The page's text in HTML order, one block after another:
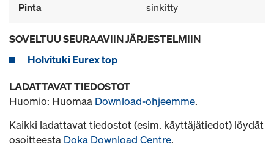
Pinta sinkitty
SOVELTUU SEURAAVIIN JÄRJESTELMIIN
Holvituki Eurex top
LADATTAVAT TIEDOSTOT
Huomio: Huomaa Download-ohjeemme.
Kaikki ladattavat tiedostot (esim. käyttäjätiedot) löydät
osoitteesta Doka Download Centre.